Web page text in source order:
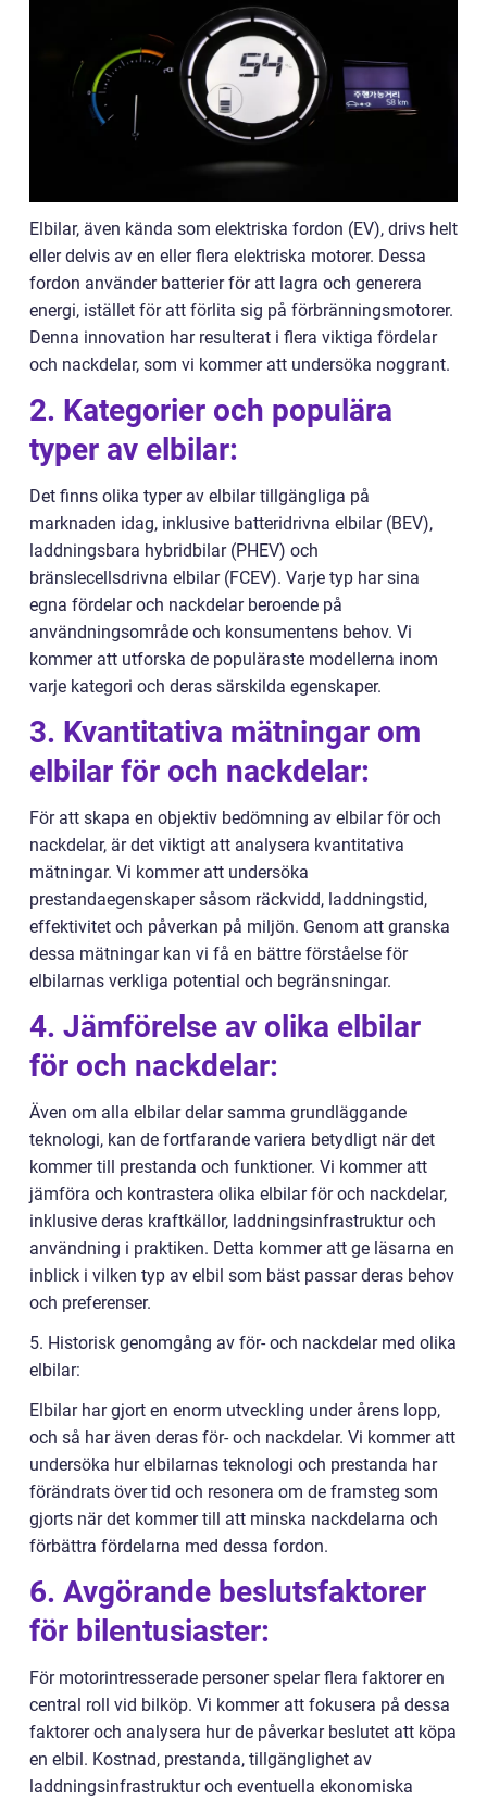
Elbilar, även kända som elektriska fordon (EV), drivs helt
eller delvis av en eller flera elektriska motorer. Dessa
fordon använder batterier för att lagra och generera
energi, istället för att förlita sig på förbränningsmotorer.
Denna innovation har resulterat i flera viktiga fördelar
och nackdelar, som vi kommer att undersöka noggrant.
2. Kategorier och populära
typer av elbilar:
Det finns olika typer av elbilar tillgängliga på
marknaden idag, inklusive batteridrivna elbilar (BEV),
laddningsbara hybridbilar (PHEV) och
bränslecellsdrivna elbilar (FCEV). Varje typ har sina
egna fördelar och nackdelar beroende på
användningsområde och konsumentens behov. Vi
kommer att utforska de populäraste modellerna inom
varje kategori och deras särskilda egenskaper.
3. Kvantitativa mätningar om
elbilar för och nackdelar:
För att skapa en objektiv bedömning av elbilar för och
nackdelar, är det viktigt att analysera kvantitativa
mätningar. Vi kommer att undersöka
prestandaegenskaper såsom räckvidd, laddningstid,
effektivitet och påverkan på miljön. Genom att granska
dessa mätningar kan vi få en bättre förståelse för
elbilarnas verkliga potential och begränsningar.
4. Jämförelse av olika elbilar
för och nackdelar:
Även om alla elbilar delar samma grundläggande
teknologi, kan de fortfarande variera betydligt när det
kommer till prestanda och funktioner. Vi kommer att
jämföra och kontrastera olika elbilar för och nackdelar,
inklusive deras kraftkällor, laddningsinfrastruktur och
användning i praktiken. Detta kommer att ge läsarna en
inblick i vilken typ av elbil som bäst passar deras behov
och preferenser.
5. Historisk genomgång av för- och nackdelar med olika
elbilar:
Elbilar har gjort en enorm utveckling under årens lopp,
och så har även deras för- och nackdelar. Vi kommer att
undersöka hur elbilarnas teknologi och prestanda har
förändrats över tid och resonera om de framsteg som
gjorts när det kommer till att minska nackdelarna och
förbättra fördelarna med dessa fordon.
6. Avgörande beslutsfaktorer
för bilentusiaster:
För motorintresserade personer spelar flera faktorer en
central roll vid bilköp. Vi kommer att fokusera på dessa
faktorer och analysera hur de påverkar beslutet att köpa
en elbil. Kostnad, prestanda, tillgänglighet av
laddningsinfrastruktur och eventuella ekonomiska